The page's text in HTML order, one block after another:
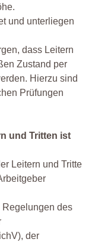
und unterliegen
dass Leitern
Zustand per
Hierzu sind
Prüfungen
und Tritten ist
Leitern und Tritte
Regelungen des
der